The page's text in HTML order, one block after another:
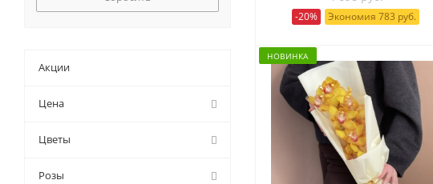
-20% Экономия 783 руб.
НОВИНКА
Акции
Цена
Цветы
Розы